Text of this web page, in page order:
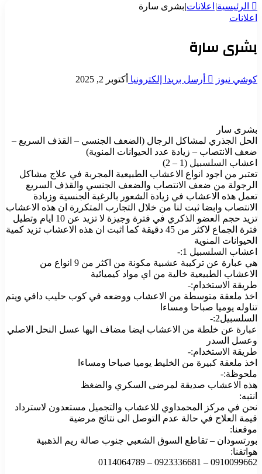
الرئيسية| اعلانات|بشرى سارة
اعلانات
بشرى سارة
كوشي نيوز أرسل بريدا إلكترونيا أكتوبر 2, 2025
بشرى سار
الحل الجذري لمشاكل الرجال (الضعف الجنسي – القذف السريع –
ضعف الانتصاب – زيادة عدد الحيوانات المنوية)
اعشاب السلسبيل (1 – 2)
تعتبر من اجود انواع الاعشاب الطبيعية المجربة في علاج مشاكل
الرجولة من ضعف الانتصاب والضعف الجنسي والقذف السريع
تعمل هذه الاعشاب في زيادة الشعور بالرغبة الجنسية وزيادة
الانتصاب وابضا ثبت لنا من خلال التجارب المتكررة ان هذه الاعشاب
تزيد حجم العضو الذكري في فترة وجيزة لا تزيد عن 10 ايام وتطيل
فترة الجماع لاكثر من 45 دقيقة كما اثبت ان هذه الاعشاب تزيد كمية
الحيوانات المنوية
اعشاب السلسبيل 1:-
هي عبارة عن تركيبة عشبية مكونة من اكثر من 9 انواع من
الاعشاب الطبيعية خالية من اي مواد كيميائية
طريقة الاستخدام:-
اخذ ملعقة متوسطة من الاعشاب ووضعه في كوب حليب دافي ويتم
تناوله يوميا صباحا ومساءا
السلسبيل2:-
عبارة عن خلطة من الاعشاب ايضا مضاف اليها عسل النحل الاصلي
وعسل السدر
طريقة الاستخدام:-
اخذ ملعقة كبيرة من الخليط يوميا صباحا ومساءا
ملحوظة:-
هذه الاعشاب صديقة لمرضى السكري والضغظ
انتبه:
نحن في مركز المحمداوي للاعشاب والتجميل مستعدون لاسترداد
قيمة العلاج في حالة عدم التوصل الى نتائج مرضية
موقعنا:
بورتسودان – تقاطع السوق الشعبي جنوب صالة ريم الذهبية
هواتفنا:
0910099662 – 0923336681 – 0114064789